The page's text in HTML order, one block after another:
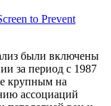
to Prevent
были включены
за период с 1987
крупным на
ассоциаций